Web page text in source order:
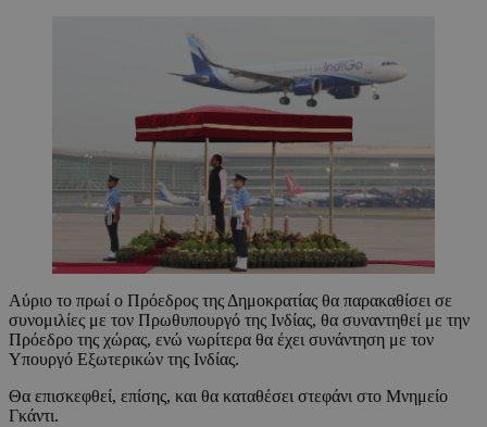
Αύριο το πρωί ο Πρόεδρος της Δημοκρατίας θα παρακαθίσει σε
συνομιλίες με τον Πρωθυπουργό της Ινδίας, θα συναντηθεί με την
Πρόεδρο της χώρας, ενώ νωρίτερα θα έχει συνάντηση με τον
Υπουργό Εξωτερικών της Ινδίας.
Θα επισκεφθεί, επίσης, και θα καταθέσει στεφάνι στο Μνημείο
Γκάντι.